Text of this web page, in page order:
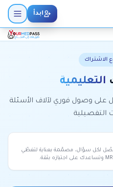
ابدأ
الاشتراك
التعليمية
على وصول فوري لآلاف الأسئلة
التفصيلية
شرح مفصّل لكل سؤال، مصمّمة بعناية لتغطّي
وتساعدك على اجتيازه بثقة.